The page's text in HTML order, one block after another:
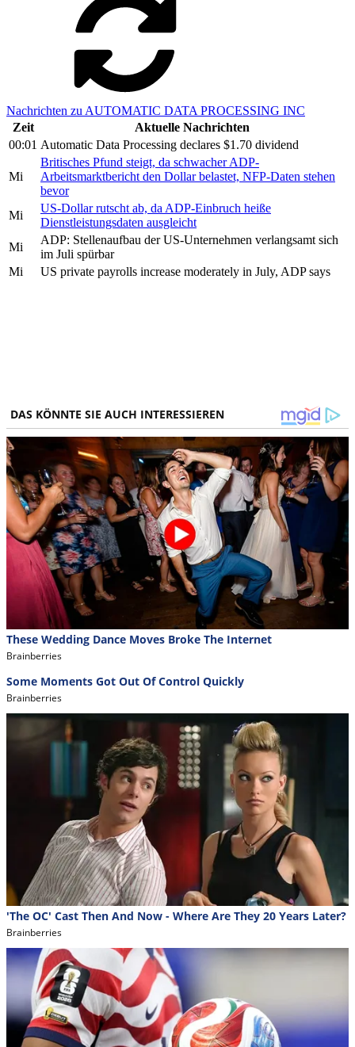
Nachrichten zu AUTOMATIC DATA PROCESSING INC
Zeit
Aktuelle Nachrichten
00:01 Automatic Data Processing declares $1.70 dividend
Mi
Britisches Pfund steigt, da schwacher ADP-
Arbeitsmarktbericht den Dollar belastet, NFP-Daten stehen
bevor
Mi
US-Dollar rutscht ab, da ADP-Einbruch heiße
Dienstleistungsdaten ausgleicht
Mi
ADP: Stellenaufbau der US-Unternehmen verlangsamt sich
im Juli spürbar
Mi
US private payrolls increase moderately in July, ADP says